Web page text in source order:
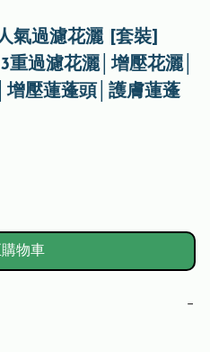
氣過濾花灑 [套裝]
過濾花灑│增壓花灑│
壓蓮蓬頭│護膚蓮蓬
物車
−